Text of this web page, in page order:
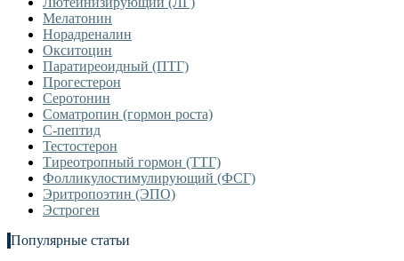
Мелатонин
Норадреналин
Окситоцин
Паратиреоидный (ПТГ)
Прогестерон
Серотонин
Соматропин (гормон роста)
С-пептид
Тестостерон
Тиреотропный гормон (ТТГ)
Фолликулостимулирующий (ФСГ)
Эритропоэтин (ЭПО)
Эстроген
Популярные статьи